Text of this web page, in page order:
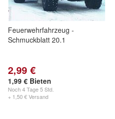
Feuerwehrfahrzeug -
Schmuckblatt 20.1
2,99 €
1,99 € Bieten
Noch4 Tage 5 Std.
+ 1,50 € Versand